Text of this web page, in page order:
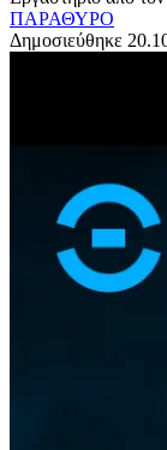
ΠΑΡΑΘΥΡΟ
Δημοσιεύθηκε